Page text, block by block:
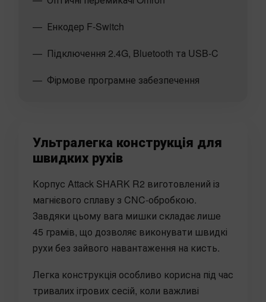
Енкодер F-Switch
Підключення 2.4G, Bluetooth та USB-C
Фірмове програмне забезпечення
Ультралегка конструкція для
швидких рухів
Корпус Attack SHARK R2 виготовлений із
магнієвого сплаву з CNC-обробкою.
Завдяки цьому вага мишки складає лише
45 грамів, що дозволяє виконувати швидкі
рухи без зайвого навантаження на кисть.
Легка конструкція особливо корисна під час
тривалих ігрових сесій, коли важливі